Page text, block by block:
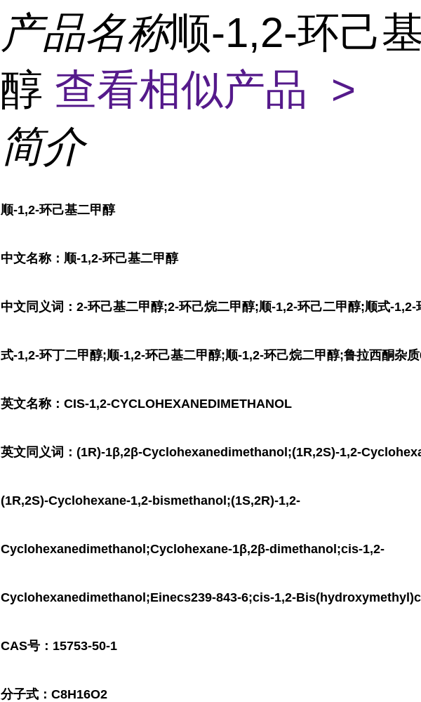
产品名称顺-1,2-环己
醇 查看相似产品 >
简介
顺-1,2-环己基二甲醇
中文名称：顺-1,2-环己基二甲醇
中文同义词：2-环己基二甲醇;2-环己烷二甲醇;顺-1,2-环己二甲醇;顺式-1,2-
式-1,2-环丁二甲醇;顺-1,2-环己基二甲醇;顺-1,2-环己烷二甲醇;鲁拉西酮杂
英文名称：CIS-1,2-CYCLOHEXANEDIMETHANOL
英文同义词：(1R)-1β,2β-Cyclohexanedimethanol;(1R,2S)-1,2-
(1R,2S)-Cyclohexane-1,2-bismethanol;(1S,2R)-1,2-
Cyclohexanedimethanol;Cyclohexane-1β,2β-dimethanol;cis-1,2-
Cyclohexanedimethanol;Einecs239-843-6;cis-1,2-
CAS号：15753-50-1
分子式：C8H16O2